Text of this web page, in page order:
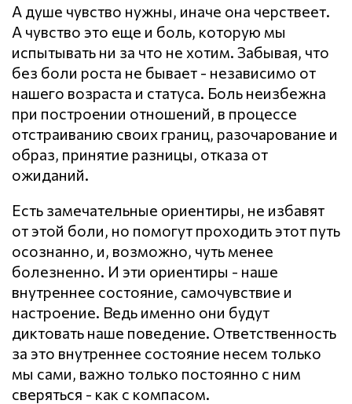
А душе чувство нужны, иначе она черствеет.
А чувство это еще и боль, которую мы
испытывать ни за что не хотим. Забывая, что
без боли роста не бывает - независимо от
нашего возраста и статуса. Боль неизбежна
при построении отношений, в процессе
отстраиванию своих границ, разочарование и
образ, принятие разницы, отказа от
ожиданий.
Есть замечательные ориентиры, не избавят
от этой боли, но помогут проходить этот путь
осознанно, и, возможно, чуть менее
болезненно. И эти ориентиры - наше
внутреннее состояние, самочувствие и
настроение. Ведь именно они будут
диктовать наше поведение. Ответственность
за это внутреннее состояние несем только
мы сами, важно только постоянно с ним
сверяться - как с компасом.